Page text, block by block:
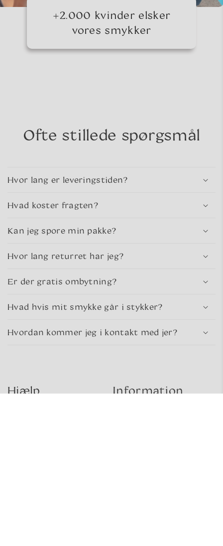
+2.000 kvinder elsker
vores smykker
Ofte stillede spørgsmål
Hvor lang er leveringstiden?
Hvad koster fragten?
Kan jeg spore min pakke?
Hvor lang returret har jeg?
Er der gratis ombytning?
Hvad hvis mit smykke går i stykker?
Hvordan kommer jeg i kontakt med jer?
Hjælp Information